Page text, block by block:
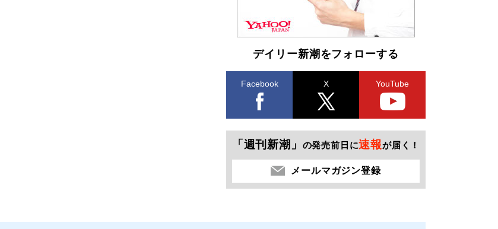
デイリー新潮をフォローする
Facebook X YouTube
「週刊新潮」 の発売前日に速報が届く！
メールマガジン登録